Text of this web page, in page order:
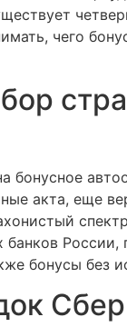
чего
акта, еще
банков
бонусы без